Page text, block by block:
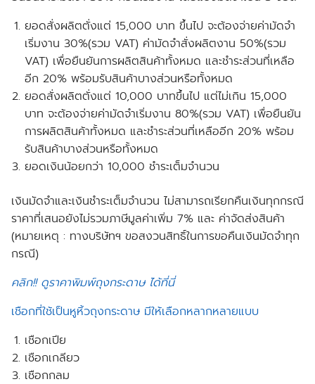
ยอดสั่งผลิตตั่งแต่ 15,000 บาท ขึ้นไป จะต้องจ่ายค่ามัดจำ
เริ่มงาน 30%(รวม VAT) ค่ามัดจำสั่งผลิตงาน 50%(รวม
VAT) เพื่อยืนยันการผลิตสินค้าทั้งหมด และชำระส่วนที่เหลือ
อีก 20% พร้อมรับสินค้าบางส่วนหรือทั้งหมด
ยอดสั่งผลิตตั่งแต่ 10,000 บาทขึ้นไป แต่ไม่เกิน 15,000
บาท จะต้องจ่ายค่ามัดจำเริ่มงาน 80%(รวม VAT) เพื่อยืนยัน
การผลิตสินค้าทั้งหมด และชำระส่วนที่เหลืออีก 20% พร้อม
รับสินค้าบางส่วนหรือทั้งหมด
ยอดเงินน้อยกว่า 10,000 ชำระเต็มจำนวน
เงินมัดจำและเงินชำระเต็มจำนวน ไม่สามารถเรียกคืนเงินทุกกรณี
ราคาที่เสนอยังไม่รวมภาษีมูลค่าเพิ่ม 7% และ ค่าจัดส่งสินค้า
(หมายเหตุ : ทางบริษัทฯ ขอสงวนสิทธิ์ในการขอคืนเงินมัดจำทุก
กรณี)
คลิก!! ดูราคาพิมพ์ถุงกระดาษ ได้ที่นี่
เชือกที่ใช้เป็นหูหิ้วถุงกระดาษ มีให้เลือกหลากหลายแบบ
เชือกเปีย
เชือกเกลียว
เชือกกลม